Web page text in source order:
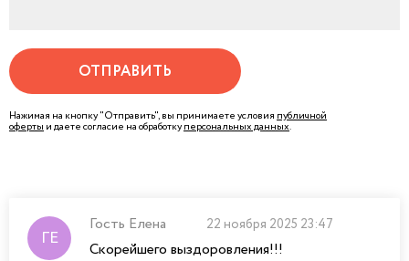
ОТПРАВИТЬ
Нажимая на кнопку "Отправить", вы принимаете условия публичной
оферты и даете согласие на обработкуперсональных данных.
Гость Елена 22 ноября 2025 23:47
Скорейшего выздоровления!!!